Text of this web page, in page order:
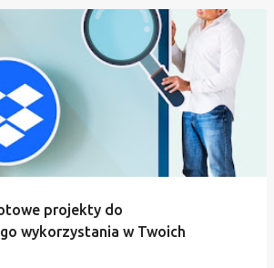
projekty do
wykorzystania w Twoich